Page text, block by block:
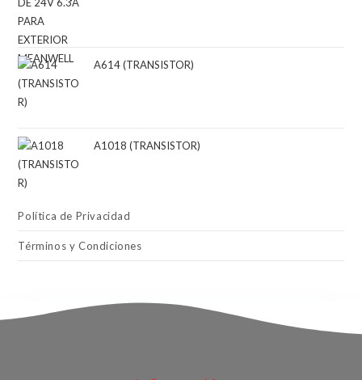
A614 (TRANSISTOR)
A1018 (TRANSISTOR)
Política de Privacidad
Términos y Condiciones